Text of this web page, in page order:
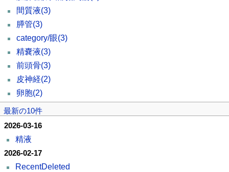
間質液(3)
膵管(3)
category/眼(3)
精嚢液(3)
前頭骨(3)
皮神経(2)
卵胞(2)
最新の10件
2026-03-16
精液
2026-02-17
RecentDeleted